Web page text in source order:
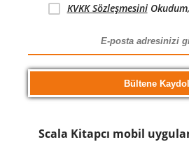
KVKK Sözleşmesini
Scala Kitapcı mobil